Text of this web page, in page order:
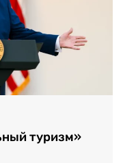
туризм»